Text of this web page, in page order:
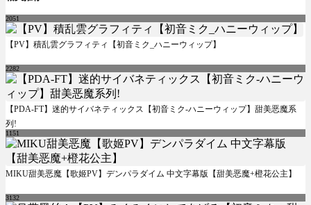
2051
【PV】積乱雲グラフィティ【初音ミク_ハニーウィップ】
2282
【PDA-FT】迷的サイバネティックス【初音ミク-ハニーウィップ】甜美恶魔系
列!
1151
MIKU甜美恶魔【歌姬PV】デンパラダイム 中文字幕版【甜美恶魔+橙花公主】
3132